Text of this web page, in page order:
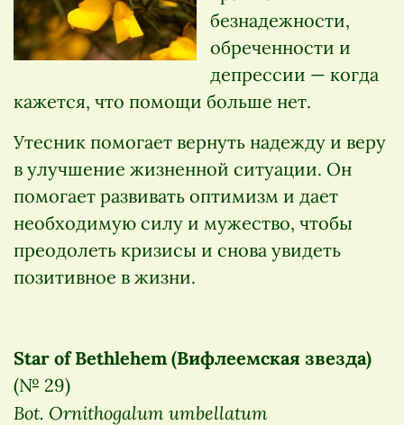
безнадежности,
обреченности и
депрессии — когда
кажется, что помощи больше нет.
Утесник помогает вернуть надежду и веру
в улучшение жизненной ситуации. Он
помогает развивать оптимизм и дает
необходимую силу и мужество, чтобы
преодолеть кризисы и снова увидеть
позитивное в жизни.
Star of Bethlehem (Вифлеемская звезда)
(№ 29)
Bot. Ornithogalum umbellatum